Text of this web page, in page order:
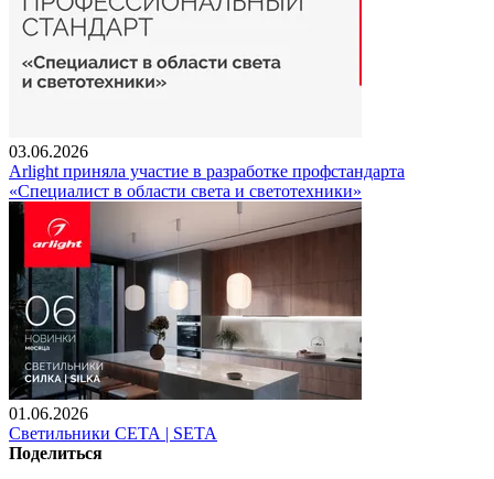
03.06.2026
Arlight приняла участие в разработке профстандарта
«Специалист в области света и светотехники»
01.06.2026
Светильники СЕТА | SETA
Поделиться